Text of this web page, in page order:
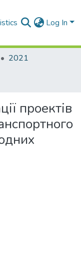
Log In
2021
проектів